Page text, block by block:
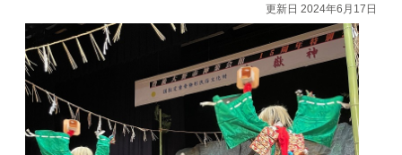
更新日 2024年6月17日